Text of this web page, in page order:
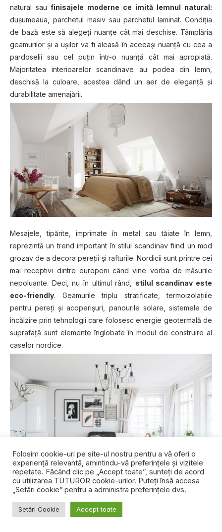
natural sau finisajele moderne ce imită lemnul natural:
dușumeaua, parchetul masiv sau parchetul laminat. Condiția
de bază este să alegeți nuanțe cât mai deschise. Tâmplăria
geamurilor și a ușilor va fi aleasă în aceeași nuanță cu cea a
pardoselii sau cel puțin într-o nuanță cât mai apropiată.
Majoritatea interioarelor scandinave au podea din lemn,
deschisă la culoare, acestea dând un aer de eleganță și
durabilitate amenajării.
Mesajele, tipărite, imprimate în metal sau tăiate în lemn,
reprezintă un trend important în stilul scandinav fiind un mod
grozav de a decora pereții și rafturile. Nordicii sunt printre cei
mai receptivi dintre europeni când vine vorba de măsurile
nepoluante. Deci, nu în ultimul rând, stilul scandinav este
eco-friendly. Geamurile triplu stratificate, termoizolațiile
pentru pereți și acoperișuri, panourile solare, sistemele de
încălzire prin tehnologii care folosesc energie geotermală de
suprafață sunt elemente înglobate în modul de construire al
caselor nordice.
În concluzie, stilul scandinav se poate caracteriza foarte
Folosim cookie-uri pe site-ul nostru pentru a vă oferi o
experiență relevantă, amintindu-vă preferințele și vizitele
repetate. Făcând clic pe „Accept toate”, sunteți de acord
cu utilizarea TUTUROR cookie-urilor. Puteți însă accesa
„Setări cookie” pentru a administra preferințele dvs.
Setări Cookie Accept toate